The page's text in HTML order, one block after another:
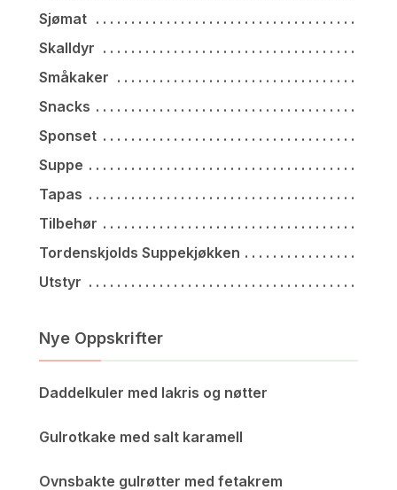
Sjømat
Skalldyr
Småkaker
Snacks
Sponset
Suppe
Tapas
Tilbehør
Tordenskjolds Suppekjøkken
Utstyr
Nye Oppskrifter
Daddelkuler med lakris og nøtter
Gulrotkake med salt karamell
Ovnsbakte gulrøtter med fetakrem